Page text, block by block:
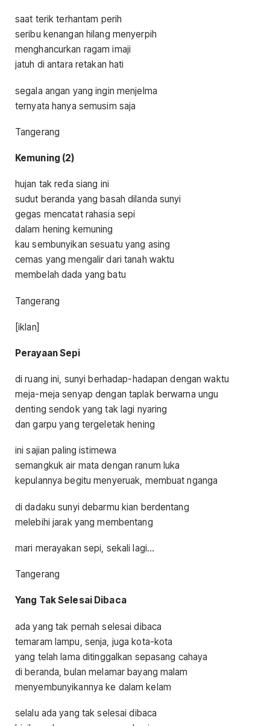
saat terik terhantam perih
seribu kenangan hilang menyerpih
menghancurkan ragam imaji
jatuh di antara retakan hati
segala angan yang ingin menjelma
ternyata hanya semusim saja
Tangerang
Kemuning (2)
hujan tak reda siang ini
sudut beranda yang basah dilanda sunyi
gegas mencatat rahasia sepi
dalam hening kemuning
kau sembunyikan sesuatu yang asing
cemas yang mengalir dari tanah waktu
membelah dada yang batu
Tangerang
[iklan]
Perayaan Sepi
di ruang ini, sunyi berhadap-hadapan dengan waktu
meja-meja senyap dengan taplak berwarna ungu
denting sendok yang tak lagi nyaring
dan garpu yang tergeletak hening
ini sajian paling istimewa
semangkuk air mata dengan ranum luka
kepulannya begitu menyeruak, membuat nganga
di dadaku sunyi debarmu kian berdentang
melebihi jarak yang membentang
mari merayakan sepi, sekali lagi…
Tangerang
Yang Tak Selesai Dibaca
ada yang tak pernah selesai dibaca
temaram lampu, senja, juga kota-kota
yang telah lama ditinggalkan sepasang cahaya
di beranda, bulan melamar bayang malam
menyembunyikannya ke dalam kelam
selalu ada yang tak selesai dibaca